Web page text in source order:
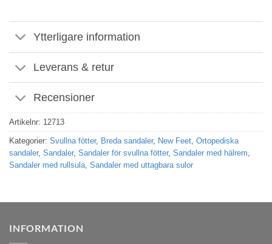
Ytterligare information
Leverans & retur
Recensioner
Artikelnr: 12713
Kategorier: Svullna fötter, Breda sandaler, New Feet Ortopediska
sandaler, Sandaler, Sandaler för svullna fötter, Sandaler med hälrem
Sandaler med rullsula Sandaler med uttagbara sulor
INFORMATION